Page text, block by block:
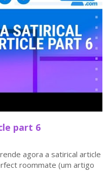
part 6
agora a satirical article
roommate (um artigo